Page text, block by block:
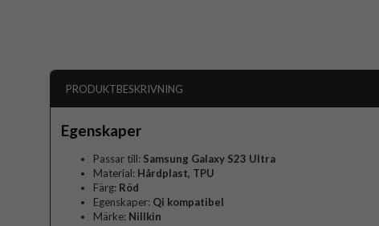
PRODUKTBESKRIVNING
Egenskaper
Passar till: Samsung Galaxy S23 Ultra
Material: Hårdplast, TPU
Färg: Röd
Egenskaper: Qi kompatibel
Märke: Nillkin